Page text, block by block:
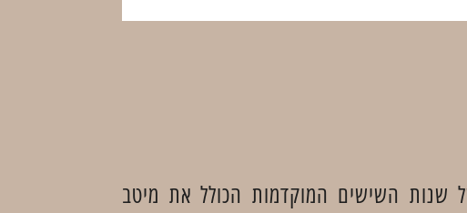
שנות השישים המוקדמות הכולל את מיטב